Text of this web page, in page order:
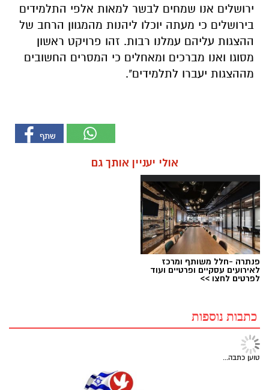
ירושלים אנו שמחים לבשר למאות אלפי התלמידים
בירושלים כי מעתה יוכלו ליהנות מהמגוון הרחב של
ההצגות עליהם עמלנו רבות. זהו פרויקט ראשון
מסוגו ואנו מברכים ומאחלים כי המסרים החשובים
מההצגות יעברו לתלמידים".
אולי יעניין אותך גם
פנתרה -חלל משותף ומרכז
לאירועים עסקיים ופרטיים ועוד
לפרטים לחצו >>
כתבות נוספות
טוען כתבה...